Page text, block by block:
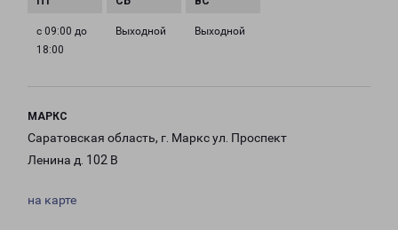
с 09:00 до
18:00
Выходной Выходной
МАРКС
Саратовская область, г. Маркс ул. Проспект
Ленина д. 102 В
на карте